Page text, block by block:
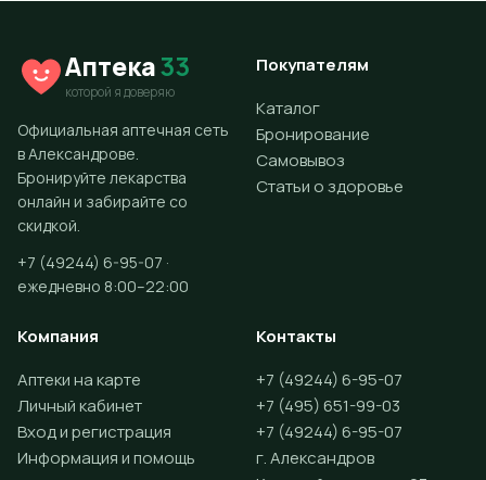
Аптека33
которой я доверяю
Официальная аптечная сеть
в Александрове.
Бронируйте лекарства
онлайн и забирайте со
скидкой.
+7 (49244) 6-95-07 ·
ежедневно 8:00–22:00
Покупателям
Каталог
Бронирование
Самовывоз
Статьи о здоровье
Компания
Аптеки на карте
Личный кабинет
Вход и регистрация
Информация и помощь
Контакты
+7 (49244) 6-95-07
+7 (495) 651-99-03
+7 (49244) 6-95-07
г. Александров